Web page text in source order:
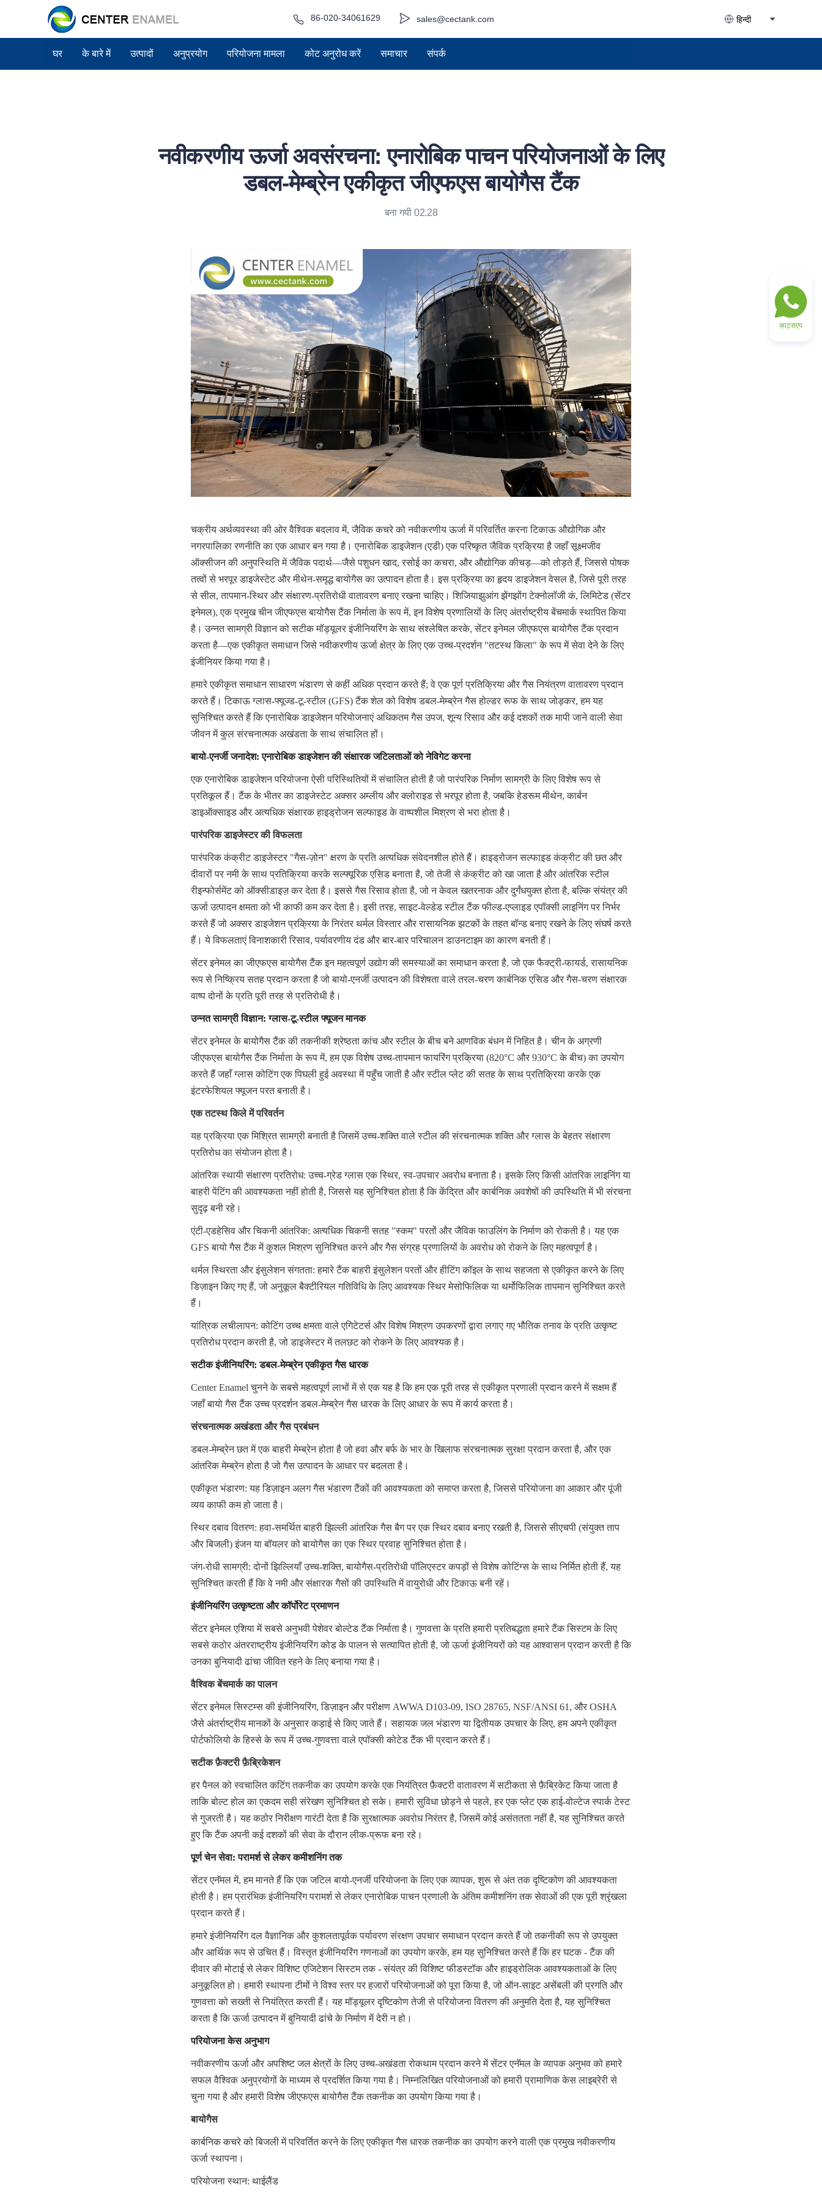
sales@cectank.com
86-020-34061629 हिन्दी
घर के बारे में उत्पादों अनुप्रयोग परियोजना मामला कोट अनुरोध करें समाचार संपर्क
नवीकरणीय ऊर्जा अवसंरचना: एनारोबिक पाचन परियोजनाओं के लिए
डबल-मेम्ब्रेन एकीकृत जीएफएस बायोगैस टैंक
बना गयी 02.28
चक्रीय अर्थव्यवस्था की ओर वैश्विक बदलाव में, जैविक कचरे को नवीकरणीय ऊर्जा में परिवर्तित करना टिकाऊ औद्योगिक और
नगरपालिका रणनीति का एक आधार बन गया है। एनारोबिक डाइजेशन (एडी) एक परिष्कृत जैविक प्रक्रिया है जहाँ सूक्ष्मजीव
ऑक्सीजन की अनुपस्थिति में जैविक पदार्थ—जैसे पशुधन खाद, रसोई का कचरा, और औद्योगिक कीचड़—को तोड़ते हैं, जिससे पोषक
तत्वों से भरपूर डाइजेस्टेट और मीथेन-समृद्ध बायोगैस का उत्पादन होता है। इस प्रक्रिया का हृदय डाइजेशन वेसल है, जिसे पूरी तरह
से सील, तापमान-स्थिर और संक्षारण-प्रतिरोधी वातावरण बनाए रखना चाहिए। शिजियाझुआंग झेंगझोंग टेक्नोलॉजी कं, लिमिटेड (सेंटर
इनेमल), एक प्रमुख चीन जीएफएस बायोगैस टैंक निर्माता के रूप में, इन विशेष प्रणालियों के लिए अंतर्राष्ट्रीय बेंचमार्क स्थापित किया
है। उन्नत सामग्री विज्ञान को सटीक मॉड्यूलर इंजीनियरिंग के साथ संश्लेषित करके, सेंटर इनेमल जीएफएस बायोगैस टैंक प्रदान
करता है—एक एकीकृत समाधान जिसे नवीकरणीय ऊर्जा क्षेत्र के लिए एक उच्च-प्रदर्शन "तटस्थ किला" के रूप में सेवा देने के लिए
इंजीनियर किया गया है।
हमारे एकीकृत समाधान साधारण भंडारण से कहीं अधिक प्रदान करते हैं; वे एक पूर्ण प्रतिक्रिया और गैस नियंत्रण वातावरण प्रदान
करते हैं। टिकाऊ ग्लास-फ्यूज्ड-टू-स्टील (GFS) टैंक शेल को विशेष डबल-मेम्ब्रेन गैस होल्डर रूफ के साथ जोड़कर, हम यह
सुनिश्चित करते हैं कि एनारोबिक डाइजेशन परियोजनाएं अधिकतम गैस उपज, शून्य रिसाव और कई दशकों तक मापी जाने वाली सेवा
जीवन में कुल संरचनात्मक अखंडता के साथ संचालित हों।
बायो-एनर्जी जनादेश: एनारोबिक डाइजेशन की संक्षारक जटिलताओं को नेविगेट करना
एक एनारोबिक डाइजेशन परियोजना ऐसी परिस्थितियों में संचालित होती है जो पारंपरिक निर्माण सामग्री के लिए विशेष रूप से
प्रतिकूल हैं। टैंक के भीतर का डाइजेस्टेट अक्सर अम्लीय और क्लोराइड से भरपूर होता है, जबकि हेडरूम मीथेन, कार्बन
डाइऑक्साइड और अत्यधिक संक्षारक हाइड्रोजन सल्फाइड के वाष्पशील मिश्रण से भरा होता है।
पारंपरिक डाइजेस्टर की विफलता
पारंपरिक कंक्रीट डाइजेस्टर "गैस-ज़ोन" क्षरण के प्रति अत्यधिक संवेदनशील होते हैं। हाइड्रोजन सल्फाइड कंक्रीट की छत और
दीवारों पर नमी के साथ प्रतिक्रिया करके सल्फ्यूरिक एसिड बनाता है, जो तेजी से कंक्रीट को खा जाता है और आंतरिक स्टील
रीइन्फोर्समेंट को ऑक्सीडाइज़ कर देता है। इससे गैस रिसाव होता है, जो न केवल खतरनाक और दुर्गंधयुक्त होता है, बल्कि संयंत्र की
ऊर्जा उत्पादन क्षमता को भी काफी कम कर देता है। इसी तरह, साइट-वेल्डेड स्टील टैंक फील्ड-एप्लाइड एपॉक्सी लाइनिंग पर निर्भर
करते हैं जो अक्सर डाइजेशन प्रक्रिया के निरंतर थर्मल विस्तार और रासायनिक झटकों के तहत बॉन्ड बनाए रखने के लिए संघर्ष करते
हैं। ये विफलताएं विनाशकारी रिसाव, पर्यावरणीय दंड और बार-बार परिचालन डाउनटाइम का कारण बनती हैं।
सेंटर इनेमल का जीएफएस बायोगैस टैंक इन महत्वपूर्ण उद्योग की समस्याओं का समाधान करता है, जो एक फैक्ट्री-फायर्ड, रासायनिक
रूप से निष्क्रिय सतह प्रदान करता है जो बायो-एनर्जी उत्पादन की विशेषता वाले तरल-चरण कार्बनिक एसिड और गैस-चरण संक्षारक
वाष्प दोनों के प्रति पूरी तरह से प्रतिरोधी है।
उन्नत सामग्री विज्ञान: ग्लास-टू-स्टील फ्यूजन मानक
सेंटर इनेमल के बायोगैस टैंक की तकनीकी श्रेष्ठता कांच और स्टील के बीच बने आणविक बंधन में निहित है। चीन के अग्रणी
जीएफएस बायोगैस टैंक निर्माता के रूप में, हम एक विशेष उच्च-तापमान फायरिंग प्रक्रिया (820°C और 930°C के बीच) का उपयोग
करते हैं जहाँ ग्लास कोटिंग एक पिघली हुई अवस्था में पहुँच जाती है और स्टील प्लेट की सतह के साथ प्रतिक्रिया करके एक
इंटरफेशियल फ्यूजन परत बनाती है।
एक तटस्थ किले में परिवर्तन
यह प्रक्रिया एक मिश्रित सामग्री बनाती है जिसमें उच्च-शक्ति वाले स्टील की संरचनात्मक शक्ति और ग्लास के बेहतर संक्षारण
प्रतिरोध का संयोजन होता है।
आंतरिक स्थायी संक्षारण प्रतिरोध: उच्च-ग्रेड ग्लास एक स्थिर, स्व-उपचार अवरोध बनाता है। इसके लिए किसी आंतरिक लाइनिंग या
बाहरी पेंटिंग की आवश्यकता नहीं होती है, जिससे यह सुनिश्चित होता है कि केंद्रित और कार्बनिक अवशेषों की उपस्थिति में भी संरचना
सुदृढ़ बनी रहे।
एंटी-एडहेसिव और चिकनी आंतरिक: अत्यधिक चिकनी सतह "स्कम" परतों और जैविक फाउलिंग के निर्माण को रोकती है। यह एक
GFS बायो गैस टैंक में कुशल मिश्रण सुनिश्चित करने और गैस संग्रह प्रणालियों के अवरोध को रोकने के लिए महत्वपूर्ण है।
थर्मल स्थिरता और इंसुलेशन संगतता: हमारे टैंक बाहरी इंसुलेशन परतों और हीटिंग कॉइल के साथ सहजता से एकीकृत करने के लिए
डिज़ाइन किए गए हैं, जो अनुकूल बैक्टीरियल गतिविधि के लिए आवश्यक स्थिर मेसोफिलिक या थर्मोफिलिक तापमान सुनिश्चित करते
हैं।
यांत्रिक लचीलापन: कोटिंग उच्च क्षमता वाले एगिटेटर्स और विशेष मिश्रण उपकरणों द्वारा लगाए गए भौतिक तनाव के प्रति उत्कृष्ट
प्रतिरोध प्रदान करती है, जो डाइजेस्टर में तलछट को रोकने के लिए आवश्यक है।
सटीक इंजीनियरिंग: डबल-मेम्ब्रेन एकीकृत गैस धारक
Center Enamel चुनने के सबसे महत्वपूर्ण लाभों में से एक यह है कि हम एक पूरी तरह से एकीकृत प्रणाली प्रदान करने में सक्षम हैं
जहाँ बायो गैस टैंक उच्च प्रदर्शन डबल-मेम्ब्रेन गैस धारक के लिए आधार के रूप में कार्य करता है।
संरचनात्मक अखंडता और गैस प्रबंधन
डबल-मेम्ब्रेन छत में एक बाहरी मेम्ब्रेन होता है जो हवा और बर्फ के भार के खिलाफ संरचनात्मक सुरक्षा प्रदान करता है, और एक
आंतरिक मेम्ब्रेन होता है जो गैस उत्पादन के आधार पर बदलता है।
एकीकृत भंडारण: यह डिज़ाइन अलग गैस भंडारण टैंकों की आवश्यकता को समाप्त करता है, जिससे परियोजना का आकार और पूंजी
व्यय काफी कम हो जाता है।
स्थिर दबाव वितरण: हवा-समर्थित बाहरी झिल्ली आंतरिक गैस बैग पर एक स्थिर दबाव बनाए रखती है, जिससे सीएचपी (संयुक्त ताप
और बिजली) इंजन या बॉयलर को बायोगैस का एक स्थिर प्रवाह सुनिश्चित होता है।
जंग-रोधी सामग्री: दोनों झिल्लियाँ उच्च-शक्ति, बायोगैस-प्रतिरोधी पॉलिएस्टर कपड़ों से विशेष कोटिंग्स के साथ निर्मित होती हैं, यह
सुनिश्चित करती हैं कि वे नमी और संक्षारक गैसों की उपस्थिति में वायुरोधी और टिकाऊ बनी रहें।
इंजीनियरिंग उत्कृष्टता और कॉर्पोरेट प्रमाणन
सेंटर इनेमल एशिया में सबसे अनुभवी पेशेवर बोल्टेड टैंक निर्माता है। गुणवत्ता के प्रति हमारी प्रतिबद्धता हमारे टैंक सिस्टम के लिए
सबसे कठोर अंतरराष्ट्रीय इंजीनियरिंग कोड के पालन से सत्यापित होती है, जो ऊर्जा इंजीनियरों को यह आश्वासन प्रदान करती है कि
उनका बुनियादी ढांचा जीवित रहने के लिए बनाया गया है।
वैश्विक बेंचमार्क का पालन
सेंटर इनेमल सिस्टम्स की इंजीनियरिंग, डिज़ाइन और परीक्षण AWWA D103-09, ISO 28765, NSF/ANSI 61, और OSHA
जैसे अंतर्राष्ट्रीय मानकों के अनुसार कड़ाई से किए जाते हैं। सहायक जल भंडारण या द्वितीयक उपचार के लिए, हम अपने एकीकृत
पोर्टफोलियो के हिस्से के रूप में उच्च-गुणवत्ता वाले एपॉक्सी कोटेड टैंक भी प्रदान करते हैं।
सटीक फ़ैक्टरी फ़ैब्रिकेशन
हर पैनल को स्वचालित कटिंग तकनीक का उपयोग करके एक नियंत्रित फ़ैक्टरी वातावरण में सटीकता से फ़ैब्रिकेट किया जाता है
ताकि बोल्ट होल का एकदम सही संरेखण सुनिश्चित हो सके। हमारी सुविधा छोड़ने से पहले, हर एक प्लेट एक हाई-वोल्टेज स्पार्क टेस्ट
से गुजरती है। यह कठोर निरीक्षण गारंटी देता है कि सुरक्षात्मक अवरोध निरंतर है, जिसमें कोई असंततता नहीं है, यह सुनिश्चित करते
हुए कि टैंक अपनी कई दशकों की सेवा के दौरान लीक-प्रूफ बना रहे।
पूर्ण चेन सेवा: परामर्श से लेकर कमीशनिंग तक
सेंटर एनॅमल में, हम मानते हैं कि एक जटिल बायो-एनर्जी परियोजना के लिए एक व्यापक, शुरू से अंत तक दृष्टिकोण की आवश्यकता
होती है। हम प्रारंभिक इंजीनियरिंग परामर्श से लेकर एनारोबिक पाचन प्रणाली के अंतिम कमीशनिंग तक सेवाओं की एक पूरी श्रृंखला
प्रदान करते हैं।
हमारे इंजीनियरिंग दल वैज्ञानिक और कुशलतापूर्वक पर्यावरण संरक्षण उपचार समाधान प्रदान करते हैं जो तकनीकी रूप से उपयुक्त
और आर्थिक रूप से उचित हैं। विस्तृत इंजीनियरिंग गणनाओं का उपयोग करके, हम यह सुनिश्चित करते हैं कि हर घटक - टैंक की
दीवार की मोटाई से लेकर विशिष्ट एजिटेशन सिस्टम तक - संयंत्र की विशिष्ट फीडस्टॉक और हाइड्रोलिक आवश्यकताओं के लिए
अनुकूलित हो। हमारी स्थापना टीमों ने विश्व स्तर पर हजारों परियोजनाओं को पूरा किया है, जो ऑन-साइट असेंबली की प्रगति और
गुणवत्ता को सख्ती से नियंत्रित करती हैं। यह मॉड्यूलर दृष्टिकोण तेजी से परियोजना वितरण की अनुमति देता है, यह सुनिश्चित
करता है कि ऊर्जा उत्पादन में बुनियादी ढांचे के निर्माण में देरी न हो।
परियोजना केस अनुभाग
नवीकरणीय ऊर्जा और अपशिष्ट जल क्षेत्रों के लिए उच्च-अखंडता रोकथाम प्रदान करने में सेंटर एनॅमल के व्यापक अनुभव को हमारे
सफल वैश्विक अनुप्रयोगों के माध्यम से प्रदर्शित किया गया है। निम्नलिखित परियोजनाओं को हमारी प्रामाणिक केस लाइब्रेरी से
चुना गया है और हमारी विशेष जीएफएस बायोगैस टैंक तकनीक का उपयोग किया गया है।
बायोगैस
कार्बनिक कचरे को बिजली में परिवर्तित करने के लिए एकीकृत गैस धारक तकनीक का उपयोग करने वाली एक प्रमुख नवीकरणीय
ऊर्जा स्थापना।
परियोजना स्थान: थाईलैंड
व्हाट्सएप